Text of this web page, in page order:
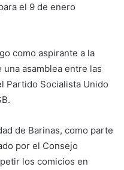
el 9 de enero
como aspirante a la
asamblea entre las
Partido Socialista Unido
de Barinas, como parte
por el Consejo
los comicios en